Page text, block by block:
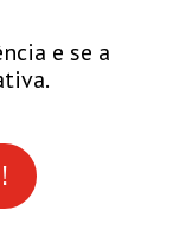
e se a